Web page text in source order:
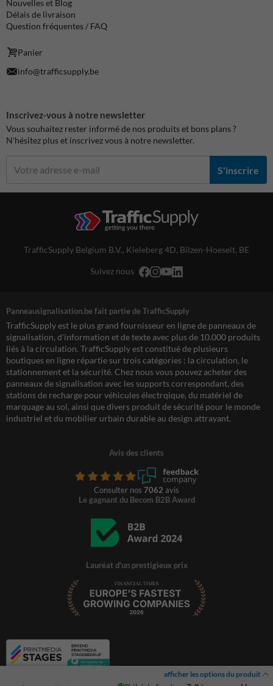
afficher les options du produit
Nouvelles et Blog
Délais de livraison
Question fréquentes / FAQ
Panier
info@trafficsupply.be
Inscrivez-vous à notre newsletter
Vous souhaitez rester informé de nos produits et bons plans ?
N'hésitez plus et inscrivez vous à notre newsletter.
S'inscrire
TrafficSupply Belgium B.V., Kieleberg 4D, Bilzen-Hoeselt, BE
Suivez nous
Panneausignalisation.be fait partie de TrafficSupply
TrafficSupply est le plus grand fournisseur en ligne de panneaux de
signalisation, d'information et de texte avec plus de 10.000 produits
liés à la circulation. TrafficSupply est constitué de plusieurs
boutiques en ligne répartie sur trois catégories : la circulation, le
stationnement et la sécurité. Chez nous vous pouvez acheter des
panneaux de signalisation avec les supports correspondant, des
stations de recharge pour véhicules électrqique, du matériel de
marquage au sol, ainsi que divers produit de sécurité pour le monde
industriel et du mobilier urbain durable au design attrayant.
Avis des clients
Consulter nos 7062 avis
Le gagnant du Becom B2B Award
Lauréat d'un prestigieux prix